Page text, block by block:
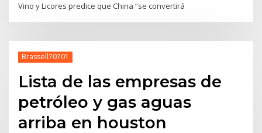
Vino y Licores predice que China “se convertirá
Brassell70701
Lista de las empresas de
petróleo y gas aguas
arriba en houston